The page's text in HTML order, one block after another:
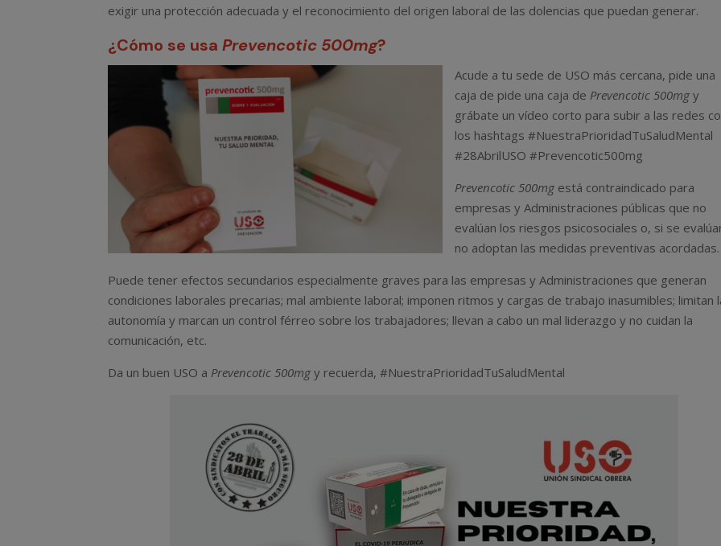
exigir una protección adecuada y el reconocimiento del origen laboral de las dolencias que puedan generar.
¿Cómo se usaPrevencotic 500mg?
Acude a tu sede de USO más cercana, pide una
caja de pide una caja de Prevencotic 500mgy
grábate un vídeo corto para subir a las redes
los hashtags #NuestraPrioridadTuSaludMental
#28AbrilUSO #Prevencotic500mg
Prevencotic 500mg está contraindicado para
empresas y Administraciones públicas que no
evalúan los riesgos psicosociales o, si se
no adoptan las medidas preventivas acordadas.
Puede tener efectos secundarios especialmente graves para las empresas y Administraciones que generan
condiciones laborales precarias; mal ambiente laboral; imponen ritmos y cargas de trabajo inasumibles; limitan
autonomía y marcan un control férreo sobre los trabajadores; llevan a cabo un mal liderazgo y no cuidan la
comunicación, etc.
Da un buen USO a Prevencotic 500mg y recuerda, #NuestraPrioridadTuSaludMental